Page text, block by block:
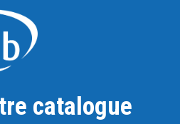
catalogue